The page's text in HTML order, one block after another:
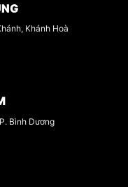
Khánh Hoà
Bình Dương